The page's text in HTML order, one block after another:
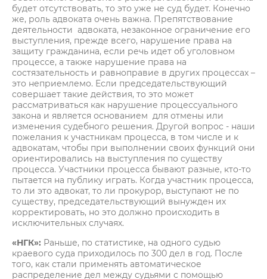
будет отсутствовать, то это уже не суд будет. Конечно
же, роль адвоката очень важна. Препятствование
деятельности адвоката, незаконное ограничение его
выступления, прежде всего, нарушение права на
защиту гражданина, если речь идет об уголовном
процессе, а также нарушение права на
состязательность и равноправие в других процессах –
это неприемлемо. Если председательствующий
совершает такие действия, то это может
рассматриваться как нарушение процессуального
закона и является основанием для отмены или
изменения судебного решения. Другой вопрос - наши
пожелания к участникам процесса, в том числе и к
адвокатам, чтобы при выполнении своих функций они
ориентировались на выступления по существу
процесса. Участники процесса бывают разные, кто-то
пытается на публику играть. Когда участник процесса,
то ли это адвокат, то ли прокурор, выступают не по
существу, председательствующий вынужден их
корректировать, но это должно происходить в
исключительных случаях.
«НГК»: Раньше, по статистике, на одного судью
краевого суда приходилось по 300 дел в год. После
того, как стали применять автоматическое
распределение дел между судьями с помощью